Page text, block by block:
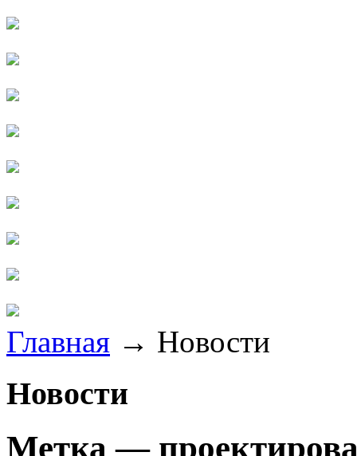
Главная → Новости
Новости
Метка —